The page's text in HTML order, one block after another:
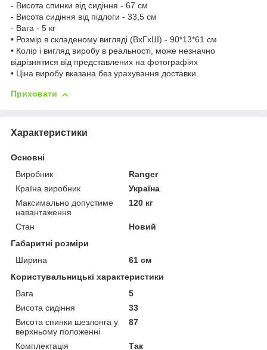
- Висота спинки від сидіння - 67 см
- Висота сидіння від підлоги - 33,5 см
- Вага - 5 кг
• Розмір в складеному вигляді (ВхГхШ) - 90*13*61 см
• Колір і вигляд виробу в реальності, може незначно
відрізнятися від представлених на фотографіях
• Ціна виробу вказана без урахування доставки.
Приховати
Характеристики
Основні
Виробник
Ranger
Країна виробник
Україна
Максимально допустиме
навантаження
120 кг
Стан
Новий
Габаритні розміри
Ширина
61 см
Користувальницькі характеристики
Вага
5
Висота сидіння
33
Висота спинки шезлонга у
верхньому положенні
87
Комплектація
Так